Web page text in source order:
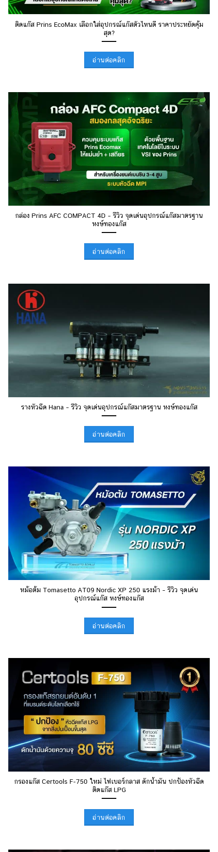
ติดแก๊ส Prins EcoMax เลือกใส่อุปกรณ์แก๊สตัวไหนดี ราคาประหยัดคุ้ม
สุด?
อ่านต่อคลิก
กล่อง Prins AFC COMPACT 4D – รีวิว จุดเด่นอุปกรณ์แก๊สมาตรฐาน
หงษ์ทองแก๊ส
อ่านต่อคลิก
รางหัวฉีด Hana – รีวิว จุดเด่นอุปกรณ์แก๊สมาตรฐาน หงษ์ทองแก๊ส
อ่านต่อคลิก
หม้อต้ม Tomasetto AT09 Nordic XP 250 แรงม้า – รีวิว จุดเด่น
อุปกรณ์แก๊ส หงษ์ทองแก๊ส
อ่านต่อคลิก
กรองแก๊ส Certools F-750 ใหม่ ไฟเบอร์กลาส ดักน้ำมัน ปกป้องหัวฉีด
ติดแก๊ส LPG
อ่านต่อคลิก